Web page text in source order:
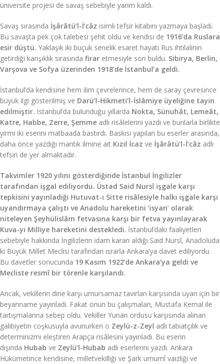
üniversite projesi de savaş sebebiyle yarım kaldı.
Savaş sırasında İşârâtü’l-İ’câz isimli tefsir kitabını yazmaya başladı.
Bu savaşta pek çok talebesi şehit oldu ve kendisi de 1916’da Ruslara
esir düştü. Yaklaşık iki buçuk senelik esaret hayatı Rus ihtilalinin
getirdiği karışıklık sırasında firar etmesiyle son buldu. Sibirya, Berlin,
Varşova ve Sofya üzerinden 1918’de İstanbul’a geldi.
İstanbul’da kendisine hem ilim çevrelerince, hem de saray çevresince
büyük ilgi gösterilmiş ve Darü’l-Hikmeti’l-İslâmiye üyeliğine tayin
edilmiştir. İstanbul’da bulunduğu yıllarda Nokta, Sünuhât, Lemeât,
Katre, Habbe, Zerre, Şemme adlı risâlelerini yazdı ve bunlarla birlikte
yirmi iki eserini matbaada bastırdı. Baskısı yapılan bu eserler arasında,
daha önce yazdığı mantık ilmine ait Kızıl İcaz ve İşârâtü’l-İ’câz adlı
tefsiri de yer almaktadır.
Takvimler 1920 yılını gösterdiğinde İstanbul İngilizler
tarafından işgal ediliyordu. Üstad Said Nursî işgale karşı
tepkisini yayınladığı Hutuvat-ı Sitte risâlesiyle halkı işgale karşı
uyandırmaya çalıştı ve Anadolu hareketini ‘isyan’ olarak
niteleyen Şeyhülislâm fetvasına karşı bir fetva yayınlayarak
Kuva-yı Milliye hareketini destekledi. İstanbul’daki faaliyetleri
sebebiyle hakkında İngilizlerin idam kararı aldığı Said Nursî, Anadoluda
ki Büyük Millet Meclisi tarafından ısrarla Ankara’ya davet ediliyordu.
Bu davetler sonucunda 19 Kasım 1922’de Ankara’ya geldi ve
Mecliste resmî bir törenle karşılandı.
Ancak, vekillerin dine karşı umursamaz tavırları karşısında uyarı için bir
beyanname yayınladı. Fakat onun bu çalışmaları, Mustafa Kemal ile
tartışmalarına sebep oldu. Vekiller Yunan ordusu karşısında alınan
galibiyetin coşkusuyla avunurken o Zeylü-z-Zeyl adlı tabiatçılık ve
determinizmi eleştiren Arapça risâlesini yayınladı. Bu eserin
dışında Hubab ve Zeylü’l-Hubab adlı eserlerini yazdı. Ankara
Hükümetince kendisine, milletvekilliği ve Şark umumî vaizliği ve